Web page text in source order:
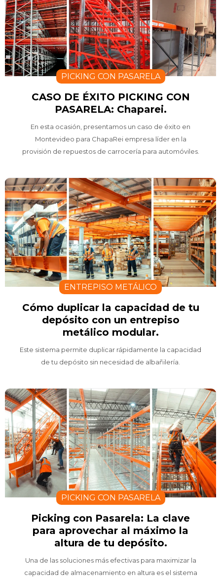
PICKING CON PASARELA
CASO DE ÉXITO PICKING CON
PASARELA: Chaparei.
En esta ocasión, presentamos un caso de éxito en
Montevideo para ChapaRei empresa líder en la
provisión de repuestos de carrocería para automóviles.
ENTREPISO METÁLICO
Cómo duplicar la capacidad de tu
depósito con un entrepiso
metálico modular.
Este sistema permite duplicar rápidamente la capacidad
de tu depósito sin necesidad de albañilería.
PICKING CON PASARELA
Picking con Pasarela: La clave
para aprovechar al máximo la
altura de tu depósito.
Una de las soluciones más efectivas para maximizar la
capacidad de almacenamiento en altura es el sistema